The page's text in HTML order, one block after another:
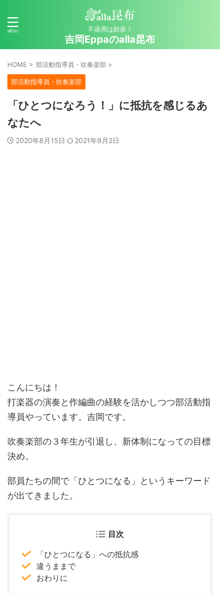
不器用は財産！
吉岡Eppaのalla昆布
HOME > 部活動指導員・吹奏楽部 >
部活動指導員・吹奏楽部
「ひとつになろう！」に抵抗を感じるあ
なたへ
2020年8月15日 2021年9月2日
こんにちは！
打楽器の演奏と作編曲の経験を活かしつつ部活動指
導員やっています。吉岡です。
吹奏楽部の３年生が引退し、新体制になっての目標
決め。
部員たちの間で「ひとつになる」というキーワード
が出てきました。
目次
「ひとつになる」への抵抗感
違うままで
おわりに